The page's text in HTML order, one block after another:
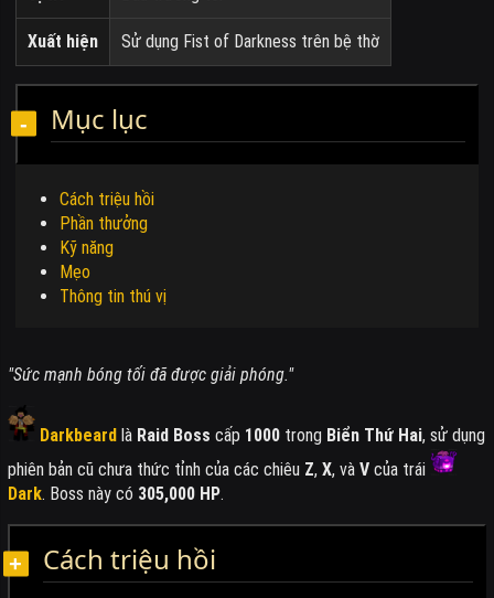
Xuất hiện Sử dụng Fist of Darkness trên bệ thờ
Mục lục
Cách triệu hồi
Phần thưởng
Kỹ năng
Mẹo
Thông tin thú vị
"Sức mạnh bóng tối đã được giải phóng."
Darkbeardlà Raid Boss cấp 1000trong Biển Thứ Hai, sử dụng
phiên bản cũ chưa thức tỉnh của các chiêu Z, X, và Vcủa trái
Dark. Boss này có 305,000 HP.
Cách triệu hồi